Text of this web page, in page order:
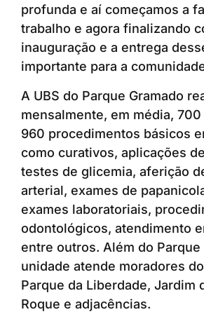
profunda e aí começamos a
trabalho e agora finalizando
inauguração e a entrega
importante para a
A UBS do Parque Gramado
mensalmente, em média,
960 procedimentos básicos
como curativos, aplicações
testes de glicemia, aferição
arterial, exames de
exames laboratoriais,
odontológicos, atendimento
entre outros. Além do Parque
unidade atende moradores
Parque da Liberdade, Jardim
Roque e adjacências.